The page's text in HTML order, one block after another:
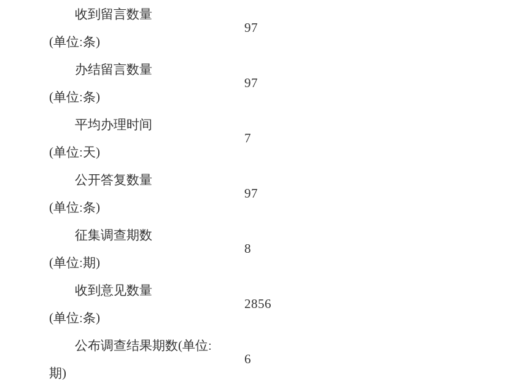
收到留言数量
(单位:条)
97
办结留言数量
(单位:条)
97
平均办理时间
(单位:天)
7
公开答复数量
(单位:条)
97
征集调查期数
(单位:期)
8
收到意见数量
(单位:条)
2856
公布调查结果期数(单位:
期)
6